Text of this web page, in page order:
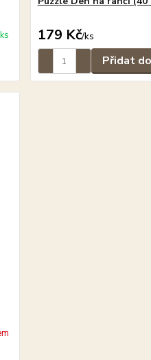
179 Kč/ks
Přidat